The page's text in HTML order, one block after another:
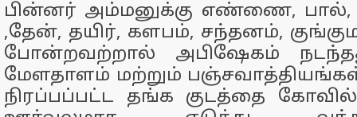
பின்னர் அம்மனுக்கு எண்ணை,
,தேன், தயிர், களபம், சந்தனம்,
போன்றவற்றால் அபிஷேகம்
மேளதாளம் மற்றும்
நிரப்பப்பட்ட தங்க குடத்தை